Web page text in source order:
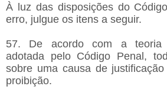
À luz das disposições do
erro, julgue os itens a seguir.
57. De acordo com a teoria
adotada pelo Código Penal,
sobre uma causa de
proibição.